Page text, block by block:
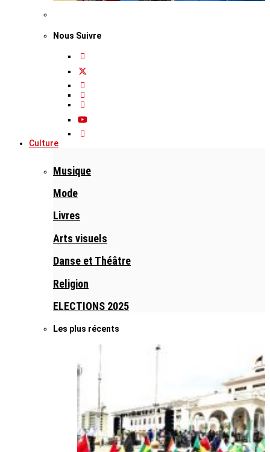
Nous Suivre
Culture
Musique
Mode
Livres
Arts visuels
Danse et Théâtre
Religion
ELECTIONS 2025
Les plus récents